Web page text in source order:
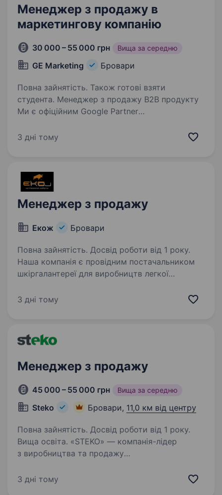
Менеджер з продажу в
маркетингову компанію
30 000 – 55 000 грн Вища за середню
GE Marketing Бровари
Повна зайнятість. Також готові взяти
студента. Менеджер з продажу В2В продукту
Ми є офіційним Google Partner
залучати клієнтів, посилювати присутність
3 дні тому
Менеджер з продажу
Екож Бровари
Повна зайнятість. Досвід роботи від 1 року.
Наша компанія є провідним постачальником
шкіргалантереї для виробництв легкої
та амбіційного Менеджера з продажу.
3 дні тому
Менеджер з продажу
45 000 – 55 000 грн Вища за середню
Steko Бровари, 11,0 км від центру
Повна зайнятість. Досвід роботи від 1 року.
Вища освіта. «STEKO» — компанія-лідер
з виробництва та продажу
«STEKO» — компанія-інноватор,
3 дні тому